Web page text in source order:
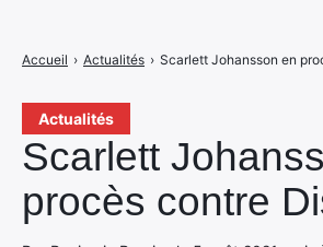
Actualités
Scarlett
procès contre
Accueil › Actualités › Scarlett Johansson en